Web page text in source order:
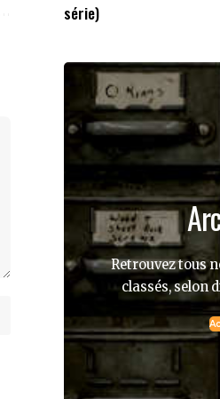
série)
Retrouvez tous
classés, selon